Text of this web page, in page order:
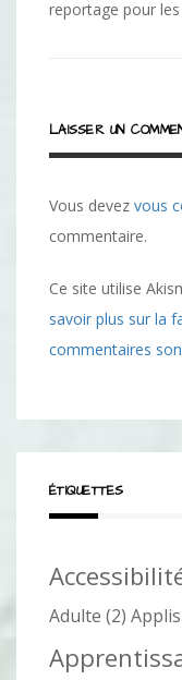
l’article
reportage pour
LAISSER UN
Vous devez vous
commentaire.
Ce site utilise
savoir plus sur la
commentaires
ÉTIQUETTES
Adulte (2)